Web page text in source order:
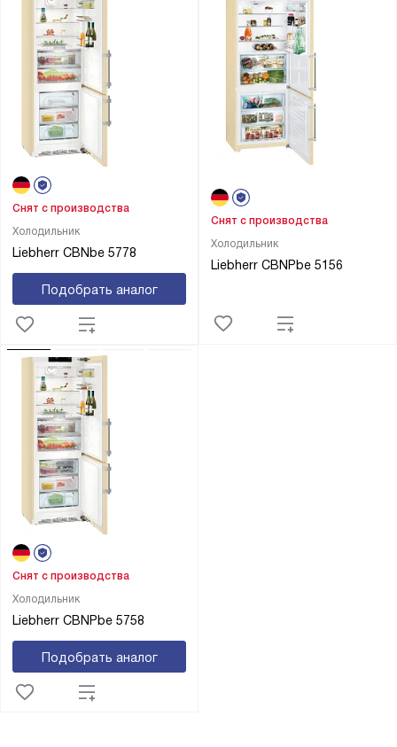
Холодильник
Liebherr CBNbe 5778
Снят с производства
Подобрать аналог
Холодильник
Liebherr CBNPbe 5156
Снят с производства
Холодильник
Liebherr CBNPbe 5758
Снят с производства
Подобрать аналог